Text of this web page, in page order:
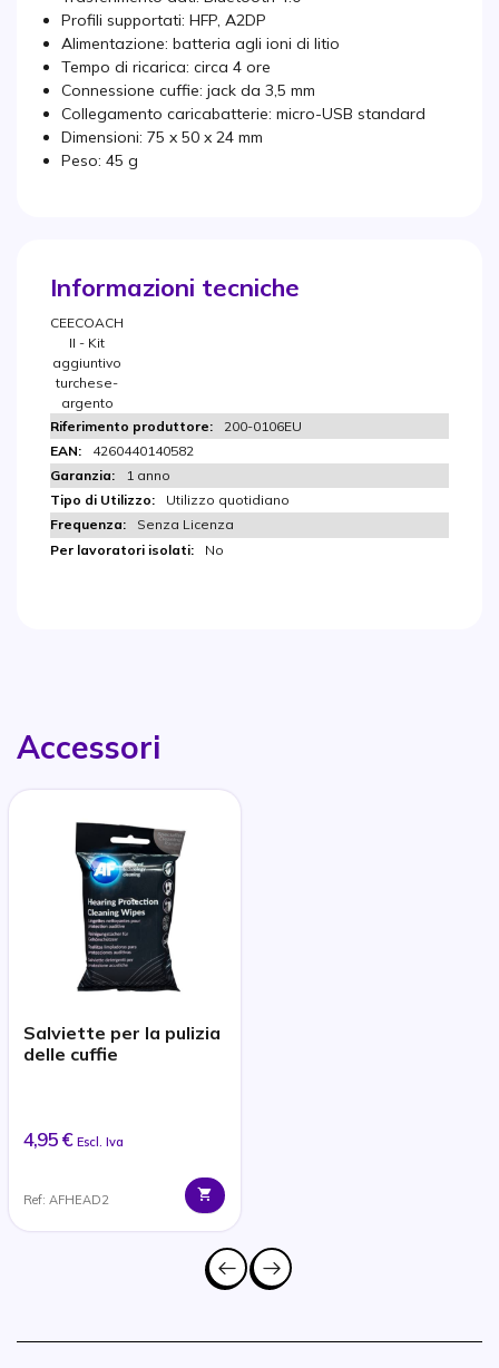
Profili supportati: HFP, A2DP
Alimentazione: batteria agli ioni di litio
Tempo di ricarica: circa 4 ore
Connessione cuffie: jack da 3,5 mm
Collegamento caricabatterie: micro-USB standard
Dimensioni: 75 x 50 x 24 mm
Peso: 45 g
Informazioni tecniche
CEECOACH
II - Kit
aggiuntivo
turchese-
argento
200-0106EU
4260440140582
1 anno
Utilizzo quotidiano
Senza Licenza
No
Accessori
Salviette per la pulizia
delle cuffie
4,95 € Escl. Iva
Ref: AFHEAD2